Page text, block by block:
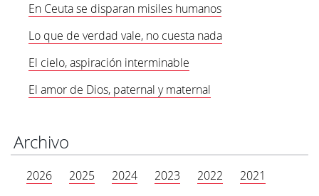
En Ceuta se disparan misiles humanos
Lo que de verdad vale, no cuesta nada
El cielo, aspiración interminable
El amor de Dios, paternal y maternal
Archivo
2026 2025 2024 2023 2022 2021